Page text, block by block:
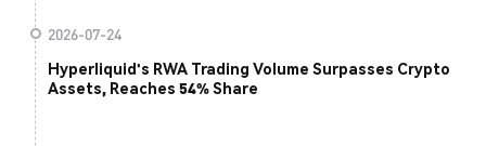
2026-07-24
Hyperliquid's RWA Trading Volume Surpasses Crypto
Assets, Reaches 54% Share